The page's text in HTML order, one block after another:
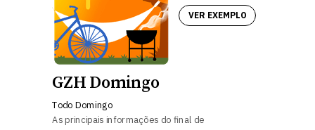
GZH Domingo
Todo Domingo
As principais informações do final de
VER EXEMPLO